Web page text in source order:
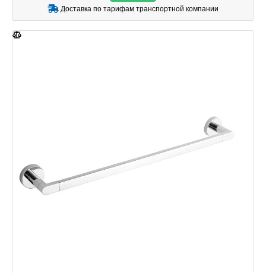
Доставка по тарифам транспортной компании